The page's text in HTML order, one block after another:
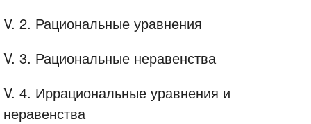
V. 2. Рациональные уравнения
V. 3. Рациональные неравенства
V. 4. Иррациональные уравнения и
неравенства